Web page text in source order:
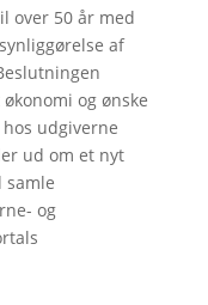
over 50 år med
af
og ønske
udgiverne
ud om et nyt
samle
og